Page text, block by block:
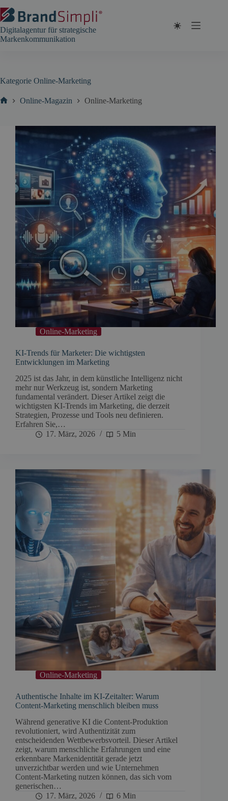
Inhalt
springen
Digitalagentur für strategische
Markenkommunikation
Kategorie Online-Marketing
Online-Magazin Online-Marketing
Online-Marketing
KI-Trends für Marketer: Die wichtigsten
Entwicklungen im Marketing
2025 ist das Jahr, in dem künstliche Intelligenz nicht
mehr nur Werkzeug ist, sondern Marketing
fundamental verändert. Dieser Artikel zeigt die
wichtigsten KI-Trends im Marketing, die derzeit
Strategien, Prozesse und Tools neu definieren.
Erfahren Sie,…
17. März, 2026
5 Min
Online-Marketing
Authentische Inhalte im KI-Zeitalter: Warum
Content-Marketing menschlich bleiben muss
Während generative KI die Content-Produktion
revolutioniert, wird Authentizität zum
entscheidenden Wettbewerbsvorteil. Dieser Artikel
zeigt, warum menschliche Erfahrungen und eine
erkennbare Markenidentität gerade jetzt
unverzichtbar werden und wie Unternehmen
Content-Marketing nutzen können, das sich vom
generischen…
17. März, 2026
6 Min